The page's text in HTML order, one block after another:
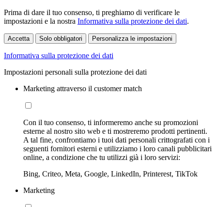
Prima di dare il tuo consenso, ti preghiamo di verificare le
impostazioni e la nostra Informativa sulla protezione dei dati.
Accetta Solo obbligatori Personalizza le impostazioni
Informativa sulla protezione dei dati
Impostazioni personali sulla protezione dei dati
Marketing attraverso il customer match
Con il tuo consenso, ti informeremo anche su promozioni
esterne al nostro sito web e ti mostreremo prodotti pertinenti.
A tal fine, confrontiamo i tuoi dati personali crittografati con i
seguenti fornitori esterni e utilizziamo i loro canali pubblicitari
online, a condizione che tu utilizzi già i loro servizi:
Bing, Criteo, Meta, Google, LinkedIn, Printerest, TikTok
Marketing